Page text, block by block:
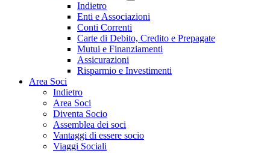
Indietro
Enti e Associazioni
Conti Correnti
Carte di Debito, Credito e Prepagate
Mutui e Finanziamenti
Assicurazioni
Risparmio e Investimenti
Area Soci
Indietro
Area Soci
Diventa Socio
Assemblea dei soci
Vantaggi di essere socio
Viaggi Sociali